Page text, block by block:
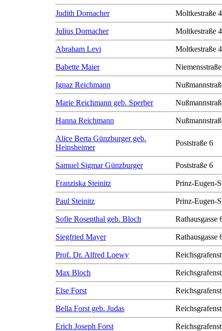
Judith Dornacher Moltkestraße
Julius Dornacher Moltkestraße
Abraham Levi Moltkestraße
Babette Maier
Ignaz Reichmann
Marie Reichmann geb. Sperber
Hanna Reichmann
Alice Berta Günzburger geb.
Heinsheimer
Poststraße 6
Samuel Sigmar Günzburger Poststraße 6
Franziska Steinitz Prinz-Eugen-
Paul Steinitz Prinz-Eugen-
Sofie Rosenthal geb. Bloch Rathausgasse
Siegfried Mayer Rathausgasse
Prof. Dr. Alfred Loewy
Max Bloch
Else Forst
Bella Forst geb. Judas
Erich Joseph Forst